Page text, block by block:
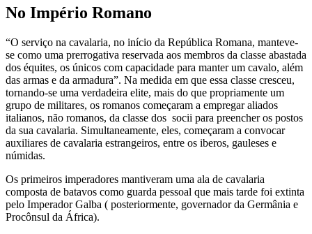
No Império Romano
“O serviço na cavalaria, no início da República Romana, manteve-
se como uma prerrogativa reservada aos membros da classe abastada
dos équites, os únicos com capacidade para manter um cavalo, além
das armas e da armadura”. Na medida em que essa classe cresceu,
tornando-se uma verdadeira elite, mais do que propriamente um
grupo de militares, os romanos começaram a empregar aliados
italianos, não romanos, da classe dos socii para preencher os postos
da sua cavalaria. Simultaneamente, eles, começaram a convocar
auxiliares de cavalaria estrangeiros, entre os iberos, gauleses e
númidas.
Os primeiros imperadores mantiveram uma ala de cavalaria
composta de batavos como guarda pessoal que mais tarde foi extinta
pelo Imperador Galba ( posteriormente, governador da Germânia e
Procônsul da África).